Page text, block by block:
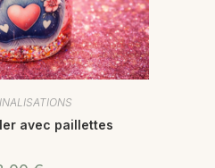
avec paillettes